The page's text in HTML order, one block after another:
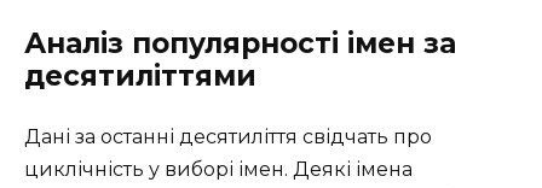
Аналіз популярності імен за
десятиліттями
Дані за останні десятиліття свідчать про
циклічність у виборі імен. Деякі імена